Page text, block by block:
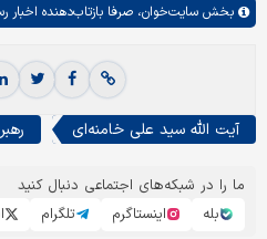
بخش سایت‌خوان، صرفا بازتاب‌دهنده
آیت الله سید علی خامنه‌ای
ما را در شبکه‌های اجتماعی دنبال کنید
بله
اینستاگرم تلگرام